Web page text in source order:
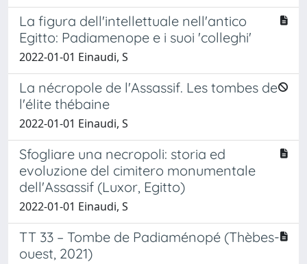
La figura dell'intellettuale nell'antico
Egitto: Padiamenope e i suoi 'colleghi'
2022-01-01 Einaudi, S
La nécropole de l'Assassif. Les tombes de
l'élite thébaine
2022-01-01 Einaudi, S
Sfogliare una necropoli: storia ed
evoluzione del cimitero monumentale
dell'Assassif (Luxor, Egitto)
2022-01-01 Einaudi, S
TT 33 – Tombe de Padiaménopé (Thèbes-
ouest, 2021)